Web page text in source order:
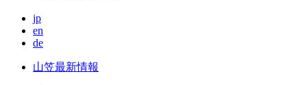
jp
en
de
山笠最新情報